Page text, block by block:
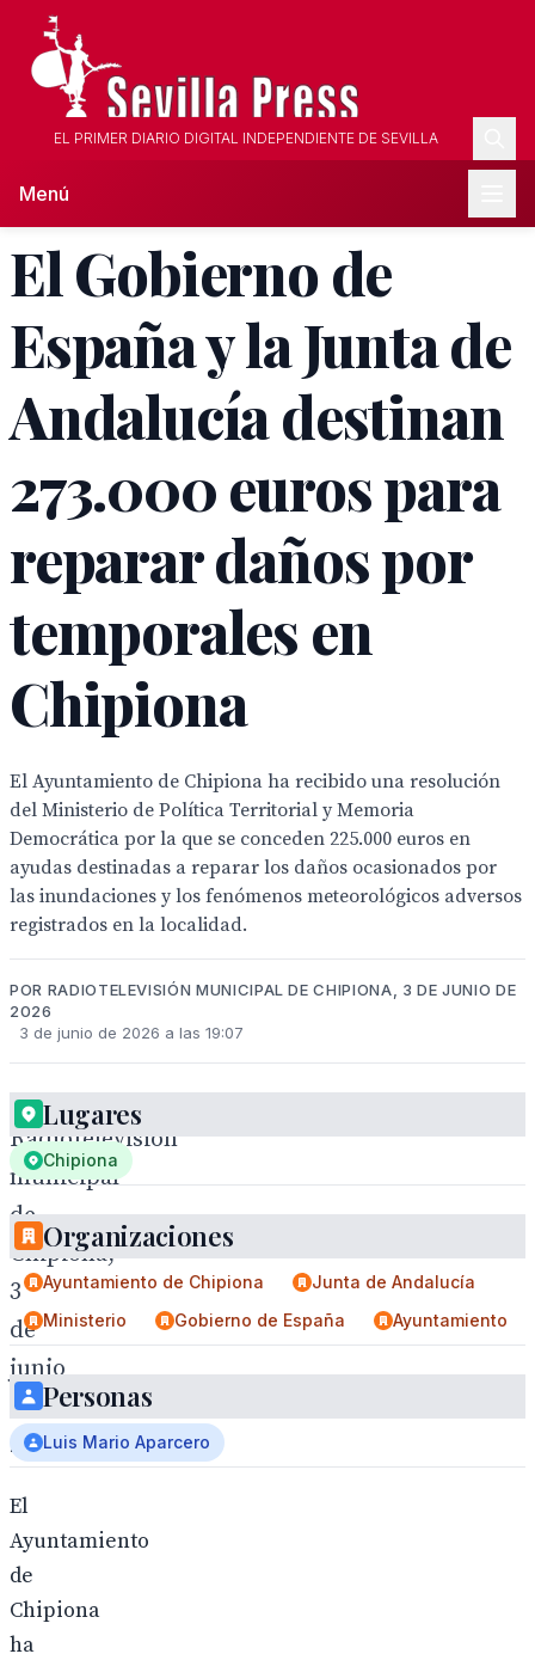
EL PRIMER DIARIO DIGITAL INDEPENDIENTE DE SEVILLA
Menú
El Gobierno de
España y la Junta de
Andalucía destinan
273.000 euros para
reparar daños por
temporales en
Chipiona
El Ayuntamiento de Chipiona ha recibido una resolución
del Ministerio de Política Territorial y Memoria
Democrática por la que se conceden 225.000 euros en
ayudas destinadas a reparar los daños ocasionados por
las inundaciones y los fenómenos meteorológicos adversos
registrados en la localidad.
POR RADIOTELEVISIÓN MUNICIPAL DE CHIPIONA, 3 DE JUNIO DE
2026
3 de junio de 2026 a las 19:07
Radiotelevisión
municipal
de
Chipiona,
3
de
junio
de
2026
El
Ayuntamiento
de
Chipiona
ha
Lugares
Chipiona
Organizaciones
Ayuntamiento de Chipiona
Junta de Andalucía
Ministerio
Gobierno de España Ayuntamiento
Personas
Luis Mario Aparcero